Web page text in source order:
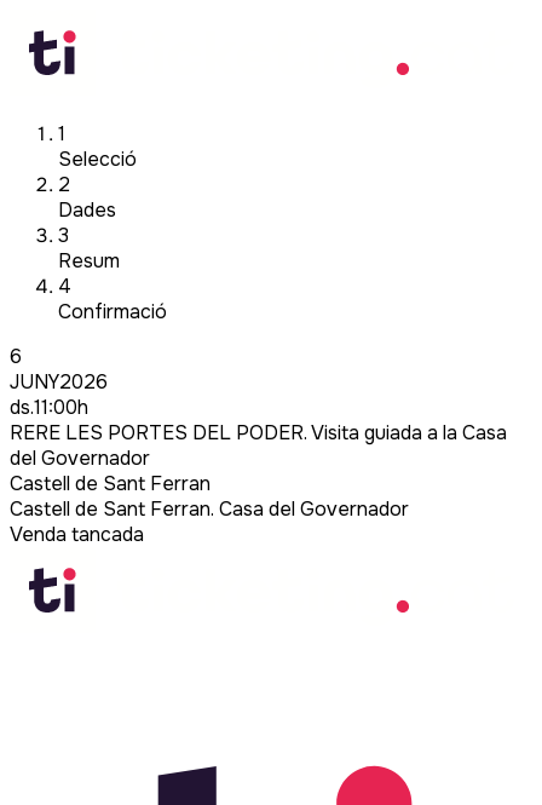
1
Selecció
2
Dades
3
Resum
4
Confirmació
6
JUNY2026
ds.11:00h
RERE LES PORTES DEL PODER. Visita guiada a la Casa
del Governador
Castell de Sant Ferran
Castell de Sant Ferran. Casa del Governador
Venda tancada